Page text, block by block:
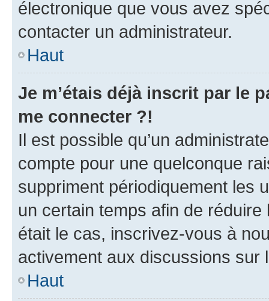
électronique que vous avez
contacter un administrateur.
Haut
Je m’étais déjà inscrit par le
me connecter ?!
Il est possible qu’un
compte pour une quelconque
suppriment périodiquement les
un certain temps afin de
était le cas, inscrivez-vous à
activement aux discussions sur
Haut